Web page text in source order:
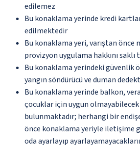
edilemez
Bu konaklama yerinde kredi
edilmektedir
Bu konaklama yeri, varıştan önce
provizyon uygulama hakkını saklı
Bu konaklama yerindeki güvenlik
yangın söndürücü ve duman
Bu konaklama yerinde balkon,
çocuklar için uygun
bulunmaktadır; herhangi bir
önce konaklama yeriyle iletişime
oda ayarlayıp